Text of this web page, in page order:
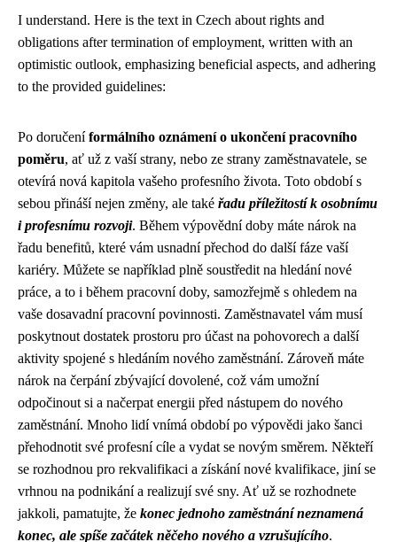
I understand. Here is the text in Czech about rights and
obligations after termination of employment, written with an
optimistic outlook, emphasizing beneficial aspects, and adhering
to the provided guidelines:
Po doručeníformálního oznámení o ukončení pracovního
poměru, ať už z vaší strany, nebo ze strany zaměstnavatele, se
otevírá nová kapitola vašeho profesního života. Toto období s
sebou přináší nejen změny, ale také řadu příležitostí k osobnímu
i profesnímu rozvoji. Během výpovědní doby máte nárok na
řadu benefitů, které vám usnadní přechod do další fáze vaší
kariéry. Můžete se například plně soustředit na hledání nové
práce, a to i během pracovní doby, samozřejmě s ohledem na
vaše dosavadní pracovní povinnosti. Zaměstnavatel vám musí
poskytnout dostatek prostoru pro účast na pohovorech a další
aktivity spojené s hledáním nového zaměstnání. Zároveň máte
nárok na čerpání zbývající dovolené, což vám umožní
odpočinout si a načerpat energii před nástupem do nového
zaměstnání. Mnoho lidí vnímá období po výpovědi jako šanci
přehodnotit své profesní cíle a vydat se novým směrem. Někteří
se rozhodnou pro rekvalifikaci a získání nové kvalifikace, jiní se
vrhnou na podnikání a realizují své sny. Ať už se rozhodnete
jakkoli, pamatujte, že konec jednoho zaměstnání neznamená
konec, ale spíše začátek něčeho nového a vzrušujícího.